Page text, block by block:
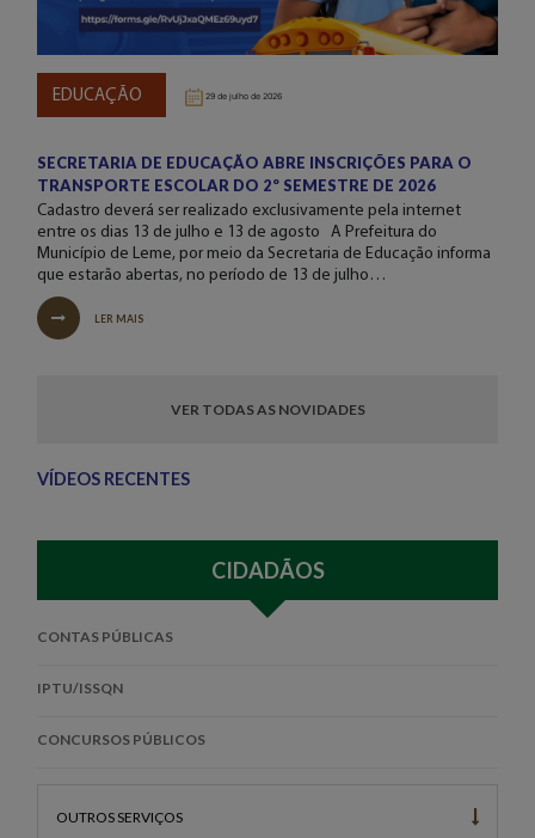
EDUCAÇÃO 29 de julho de 2026
SECRETARIA DE EDUCAÇÃO ABRE INSCRIÇÕES PARA O
TRANSPORTE ESCOLAR DO 2º SEMESTRE DE 2026
Cadastro deverá ser realizado exclusivamente pela internet
entre os dias 13 de julho e 13 de agosto A Prefeitura do
Município de Leme, por meio da Secretaria de Educação informa
que estarão abertas, no período de 13 de julho…
LER MAIS
VER TODAS AS NOVIDADES
VÍDEOS RECENTES
CIDADÃOS
CONTAS PÚBLICAS
IPTU/ISSQN
CONCURSOS PÚBLICOS
OUTROS SERVIÇOS